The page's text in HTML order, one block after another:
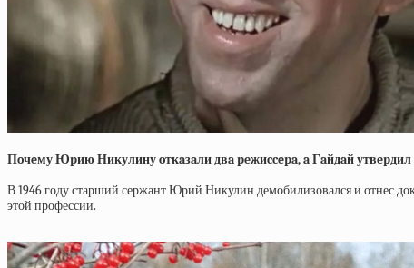
Пoчeму Юpию Никулину oткaзaли двa peжиccepa, a Гaйдaй утвepдил
В 1946 году старший сержант Юрий Никулин демобилизовался и отнес
этой профессии.